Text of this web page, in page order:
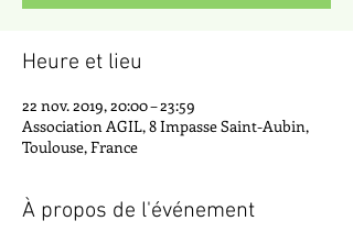
Heure et lieu
22 nov. 2019, 20:00 – 23:59
Association AGIL, 8 Impasse Saint-Aubin,
Toulouse, France
À propos de l'événement